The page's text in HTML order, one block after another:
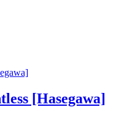
[Hasegawa]